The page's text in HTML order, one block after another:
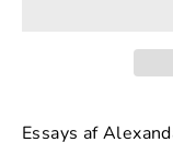
Essays af